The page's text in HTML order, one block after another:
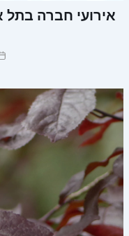
אירועי חברה בתל